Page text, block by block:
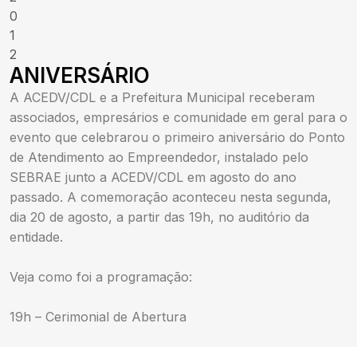
0
1
2
ANIVERSÁRIO
A ACEDV/CDL e a Prefeitura Municipal receberam
associados, empresários e comunidade em geral para o
evento que celebrarou o primeiro aniversário do Ponto
de Atendimento ao Empreendedor, instalado pelo
SEBRAE junto a ACEDV/CDL em agosto do ano
passado. A comemoração aconteceu nesta segunda,
dia 20 de agosto, a partir das 19h, no auditório da
entidade.
Veja como foi a programação:
19h – Cerimonial de Abertura